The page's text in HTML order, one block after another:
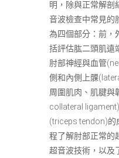
明，除與正常解剖
音波檢查中常見的
為四個部分：前，
括評估肱二頭肌遠
肘部神經與血管
側和內側上髁
周圍肌肉、肌腱與
collateral
(triceps tendon)的
程了解肘部正常的
超音波技術，以及